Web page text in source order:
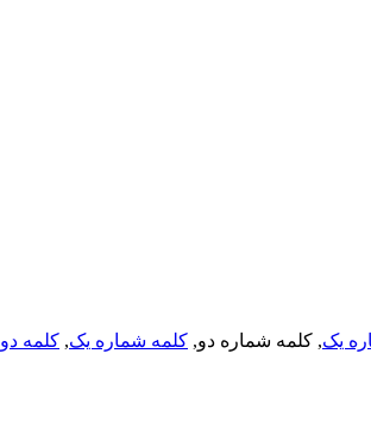
یک, کلمه شماره دو, کلمه شماره یک, کلمه دو